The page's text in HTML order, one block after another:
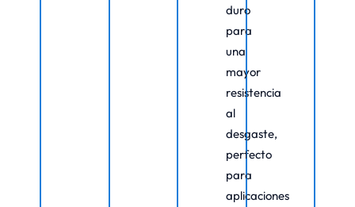
duro
para
una
mayor
resistencia
al
desgaste,
perfecto
para
aplicaciones